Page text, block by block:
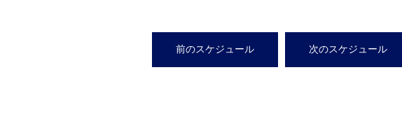
前のスケジュール 次のスケジュール